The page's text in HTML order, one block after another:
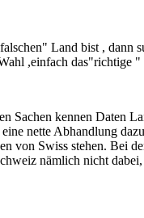
Land bist , dann
,einfach das"richtige "
Sachen kennen Daten
nette Abhandlung
von Swiss stehen. Bei
nämlich nicht dabei,